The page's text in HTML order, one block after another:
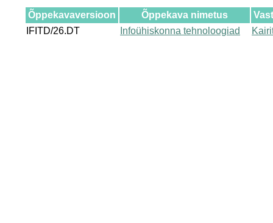
Õppekavaversioon Õppekava nimetus
IFITD/26.DT
Infoühiskonna tehnoloogiad